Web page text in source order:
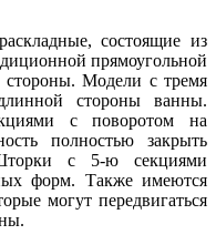
состоящие из
прямоугольной
Модели с тремя
стороны ванны.
с поворотом на
полностью закрыть
с 5-ю секциями
форм. Также имеются
могут передвигаться